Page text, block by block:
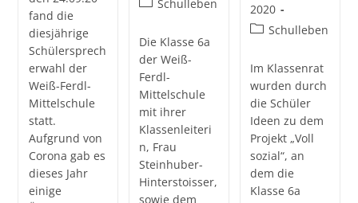
fand die
diesjährige
Schülersprech
erwahl der
Weiß-Ferdl-
Mittelschule
statt.
Aufgrund von
Corona gab es
dieses Jahr
einige
Beitrags-
Schulleben
Die Klasse 6a
der Weiß-
Ferdl-
Mittelschule
mit ihrer
Klassenleiteri
n, Frau
Steinhuber-
Hinterstoisser,
sowie dem
veröffentlicht:
2020
Beitrags-
Schulleben
Im Klassenrat
wurden durch
die Schüler
Ideen zu dem
Projekt „Voll
sozial“, an
dem die
Klasse 6a